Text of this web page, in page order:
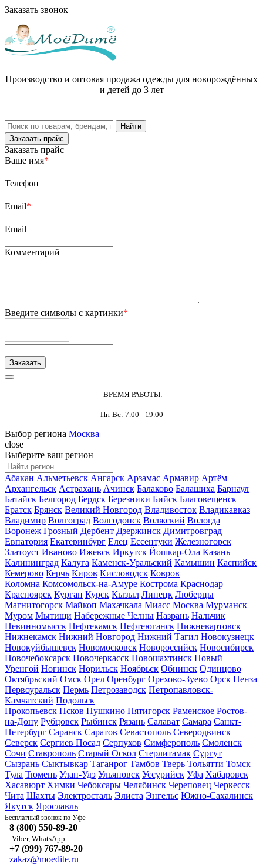
Заказать звонок
Производство и оптовая продажа одежды для новорождённых
и детей до 3 лет
Заказать прайс
Заказать прайс
Ваше имя*
Телефон
Email*
Email
Комментарий
Введите символы с картинки*
ВРЕМЯ РАБОТЫ:
Пн-Вс: 7.00 - 19.00
Выбор региона Москва
close
Выберите ваш регион
Абакан Альметьевск Ангарск Арзамас Армавир Артём
Архангельск Астрахань Ачинск Балаково Балашиха Барнаул
Батайск Белгород Бердск Березники Бийск Благовещенск
Братск Брянск Великий Новгород Владивосток Владикавказ
Владимир Волгоград Волгодонск Волжский Вологда
Воронеж Грозный Дербент Дзержинск Димитровград
Евпатория Екатеринбург Елец Ессентуки Железногорск
Златоуст Иваново Ижевск Иркутск Йошкар-Ола Казань
Калининград Калуга Каменск-Уральский Камышин Каспийск
Кемерово Керчь Киров Кисловодск Ковров
Коломна Комсомольск-на-Амуре Кострома Краснодар
Красноярск Курган Курск Кызыл Липецк Люберцы
Магнитогорск Майкоп Махачкала Миасс Москва Мурманск
Муром Мытищи Набережные Челны Назрань Нальчик
Невинномысск Нефтекамск Нефтеюганск Нижневартовск
Нижнекамск Нижний Новгород Нижний Тагил Новокузнецк
Новокуйбышевск Новомосковск Новороссийск Новосибирск
Новочебоксарск Новочеркасск Новошахтинск Новый
Уренгой Ногинск Норильск Ноябрьск Обнинск Одинцово
Октябрьский Омск Орел Оренбург Орехово-Зуево Орск Пенза
Первоуральск Пермь Петрозаводск Петропавловск-
Камчатский Подольск
Прокопьевск Псков Пушкино Пятигорск Раменское Ростов-
на-Дону Рубцовск Рыбинск Рязань Салават Самара Санкт-
Петербург Саранск Саратов Севастополь Северодвинск
Северск Сергиев Посад Серпухов Симферополь Смоленск
Сочи Ставрополь Старый Оскол Стерлитамак Сургут
Сызрань Сыктывкар Таганрог Тамбов Тверь Тольятти Томск
Тула Тюмень Улан-Удэ Ульяновск Уссурийск Уфа Хабаровск
Хасавюрт Химки Чебоксары Челябинск Череповец Черкесск
Чита Шахты Электросталь Элиста Энгельс Южно-Сахалинск
Якутск Ярославль
Бесплатный звонок по Уфе
8 (800) 550-89-20
Viber, WhatsApp
+7 (999) 767-89-20
zakaz@moedite.ru